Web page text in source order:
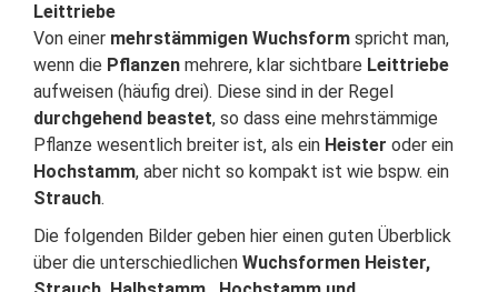
Leittriebe
Von einer mehrstämmigen Wuchsform spricht man,
wenn die Pflanzen mehrere, klar sichtbare Leittriebe
aufweisen (häufig drei). Diese sind in der Regel
durchgehend beastet, so dass eine mehrstämmige
Pflanze wesentlich breiter ist, als ein Heister oder ein
Hochstamm, aber nicht so kompakt ist wie bspw. ein
Strauch.
Die folgenden Bilder geben hier einen guten Überblick
über die unterschiedlichen Wuchsformen Heister,